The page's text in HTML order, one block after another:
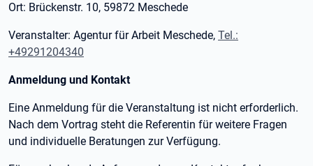
Ort: Brückenstr. 10, 59872 Meschede
Veranstalter: Agentur für Arbeit Meschede, Tel.:
+49291204340
Anmeldung und Kontakt
Eine Anmeldung für die Veranstaltung ist nicht erforderlich.
Nach dem Vortrag steht die Referentin für weitere Fragen
und individuelle Beratungen zur Verfügung.